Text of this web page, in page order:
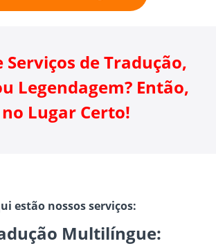
Serviços de Tradução,
Legendagem? Então,
Lugar Certo!
estão nossos serviços:
Multilíngue: